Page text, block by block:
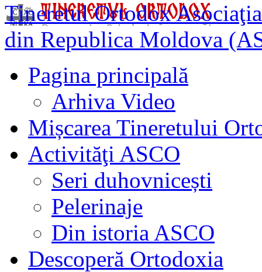
Tineretul Ortodox
din Republica Moldova
Pagina principală
Arhiva Video
Mișcarea Tineretului
Activităţi ASCO
Seri duhovnicești
Pelerinaje
Din istoria ASCO
Descoperă Ortodoxia